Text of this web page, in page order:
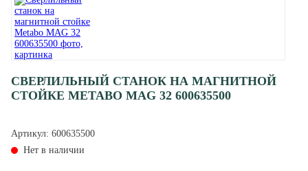
СВЕРЛИЛЬНЫЙ СТАНОК НА МАГНИТНОЙ
СТОЙКЕ METABO MAG 32 600635500
Артикул: 600635500
Нет в наличии